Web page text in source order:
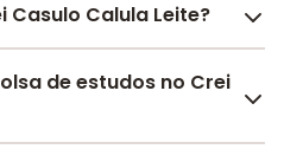
Casulo Calula Leite?
oferece toda a estrutura
e desenvolvimento
de estudos no Crei